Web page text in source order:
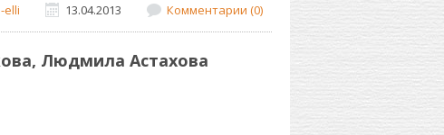
elli 13.04.2013 Комментарии (0)
Людмила Астахова